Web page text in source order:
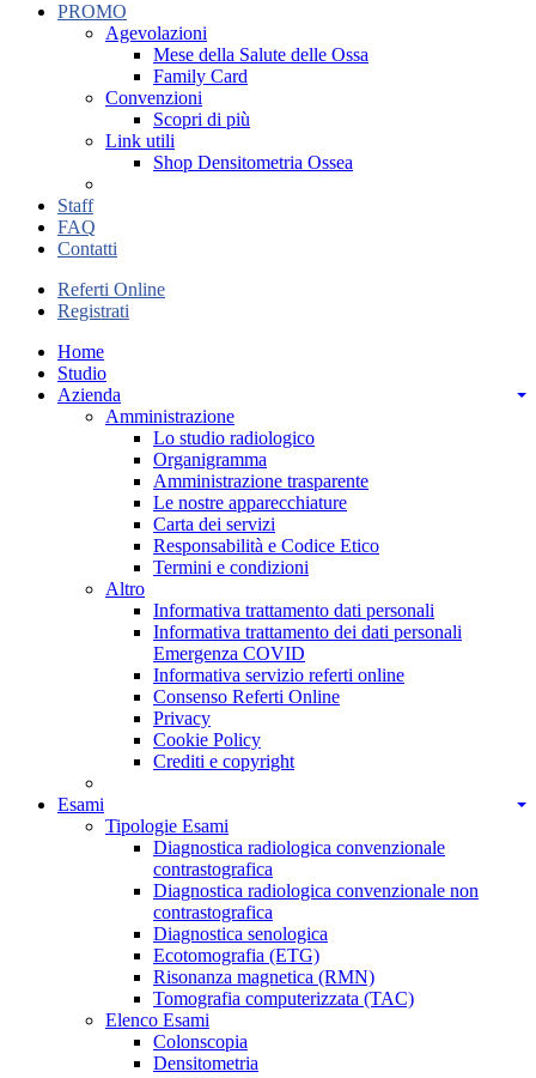
PROMO
Agevolazioni
Mese della Salute delle Ossa
Family Card
Convenzioni
Scopri di più
Link utili
Shop Densitometria Ossea
Staff
FAQ
Contatti
Referti Online
Registrati
Home
Studio
Azienda
Amministrazione
Lo studio radiologico
Organigramma
Amministrazione trasparente
Le nostre apparecchiature
Carta dei servizi
Responsabilità e Codice Etico
Termini e condizioni
Altro
Informativa trattamento dati personali
Informativa trattamento dei dati personali
Emergenza COVID
Informativa servizio referti online
Consenso Referti Online
Privacy
Cookie Policy
Crediti e copyright
Esami
Tipologie Esami
Diagnostica radiologica convenzionale
contrastografica
Diagnostica radiologica convenzionale non
contrastografica
Diagnostica senologica
Ecotomografia (ETG)
Risonanza magnetica (RMN)
Tomografia computerizzata (TAC)
Elenco Esami
Colonscopia
Densitometria